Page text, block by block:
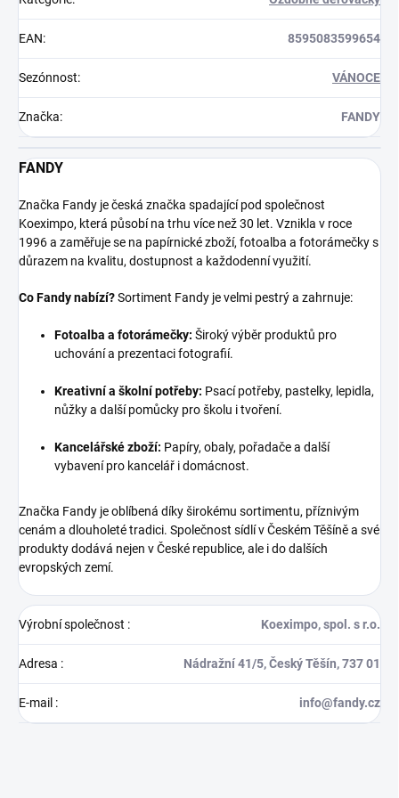
EAN: 8595083599654
Sezónnost: VÁNOCE
Značka: FANDY
FANDY
Značka Fandy je česká značka spadající pod společnost
Koeximpo, která působí na trhu více než 30 let. Vznikla v roce
1996 a zaměřuje se na papírnické zboží, fotoalba a fotorámečky s
důrazem na kvalitu, dostupnost a každodenní využití.
Co Fandy nabízí?Sortiment Fandy je velmi pestrý a zahrnuje:
Fotoalba a fotorámečky: Široký výběr produktů pro
uchování a prezentaci fotografií.
Kreativní a školní potřeby: Psací potřeby, pastelky, lepidla,
nůžky a další pomůcky pro školu i tvoření.
Kancelářské zboží: Papíry, obaly, pořadače a další
vybavení pro kancelář i domácnost.
Značka Fandy je oblíbená díky širokému sortimentu, příznivým
cenám a dlouholeté tradici. Společnost sídlí v Českém Těšíně a své
produkty dodává nejen v České republice, ale i do dalších
evropských zemí.
Výrobní společnost : Koeximpo, spol. s r.o.
Adresa : Nádražní 41/5, Český Těšín, 737 01
E-mail : info@fandy.cz